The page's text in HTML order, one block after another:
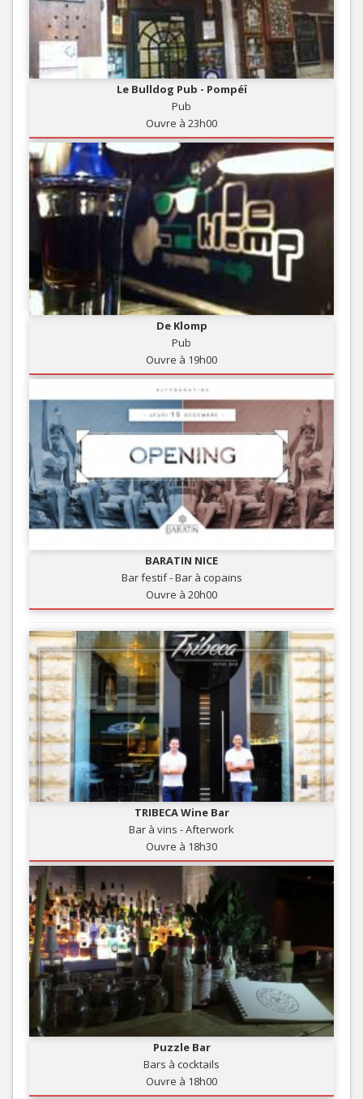
Le Bulldog Pub - Pompéï
Pub
Ouvre à 23h00
De Klomp
Pub
Ouvre à 19h00
BARATIN NICE
Bar festif - Bar à copains
Ouvre à 20h00
TRIBECA Wine Bar
Bar à vins - Afterwork
Ouvre à 18h30
Puzzle Bar
Bars à cocktails
Ouvre à 18h00